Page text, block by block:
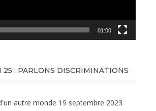
01:00
25 : PARLONS DISCRIMINATIONS
autre monde 19 septembre 2023